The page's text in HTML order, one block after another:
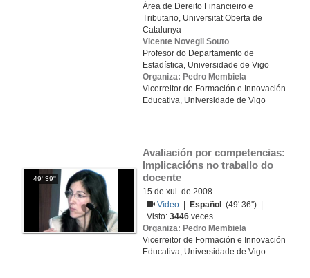
Área de Dereito Financieiro e
Tributario, Universitat Oberta de
Catalunya
Vicente Novegil Souto
Profesor do Departamento de
Estadística, Universidade de Vigo
Organiza: Pedro Membiela
Vicerreitor de Formación e Innovación
Educativa, Universidade de Vigo
49' 39''
Avaliación por competencias:
Implicacións no traballo do
docente
15 de xul. de 2008
Vídeo
Español
(49' 36'') |
Visto:3446 veces
Organiza: Pedro Membiela
Vicerreitor de Formación e Innovación
Educativa, Universidade de Vigo